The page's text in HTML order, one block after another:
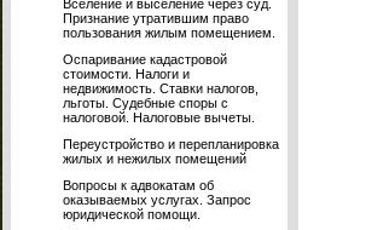
Вселение и выселение через суд.
Признание утратившим право
пользования жилым помещением.
Оспаривание кадастровой
стоимости. Налоги и
недвижимость. Ставки налогов,
льготы. Судебные споры с
налоговой. Налоговые вычеты.
Переустройство и перепланировка
жилых и нежилых помещений
Вопросы к адвокатам об
оказываемых услугах. Запрос
юридической помощи.